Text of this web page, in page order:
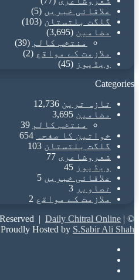
علاقائی خبریں (5)
گلگت بلتستان (103)
مضامین (3,695)
منتخب کالم (39)
ملازمت کے مواقع (2)
ویڈیوز (45)
Categories
تازہ ترین 12,736
مضامین 3,695
منتخب کالم 39
خواتین کا صفحہ
654
گلگت بلتستان 103
شعروشاعری 77
ویڈیوز 45
علاقائی خبریں 5
تصاویر 3
ملازمت کے مواقع 2
© Copyright 2026, All Rights Reserved |
Daily Chitral Online |
Proudly Hosted by S.Sabir Ali Shah